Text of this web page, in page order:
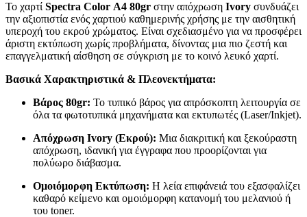
Το χαρτίSpectra Color Α4 80gr στην απόχρωση Ivory συνδυάζει
την αξιοπιστία ενός χαρτιού καθημερινής χρήσης με την αισθητική
υπεροχή του εκρού χρώματος. Είναι σχεδιασμένο για να προσφέρει
άριστη εκτύπωση χωρίς προβλήματα, δίνοντας μια πιο ζεστή και
επαγγελματική αίσθηση σε σύγκριση με το κοινό λευκό χαρτί.
Βασικά Χαρακτηριστικά & Πλεονεκτήματα:
Βάρος 80gr: Το τυπικό βάρος για απρόσκοπτη λειτουργία σε
όλα τα φωτοτυπικά μηχανήματα και εκτυπωτές (Laser/Inkjet).
Απόχρωση Ivory (Εκρού): Μια διακριτική και ξεκούραστη
απόχρωση, ιδανική για έγγραφα που προορίζονται για
πολύωρο διάβασμα.
Ομοιόμορφη Εκτύπωση: Η λεία επιφάνειά του εξασφαλίζει
καθαρό κείμενο και ομοιόμορφη κατανομή του μελανιού ή
του toner.